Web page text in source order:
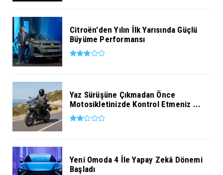
Citroën'den Yılın İlk Yarısında Güçlü
Büyüme Performansı
Yaz Sürüşüne Çıkmadan Önce
Motosikletinizde Kontrol Etmeniz ...
Yeni Omoda 4 İle Yapay Zekâ Dönemi
Başladı